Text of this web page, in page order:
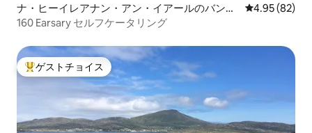
ナ・ヒーイレアナン・アン・イアールのバンガ
ロー
レビュー82
4.95 (82)
160 Earsary セルフケータリング
大好評のゲストチョイスです。
ゲストチョイス